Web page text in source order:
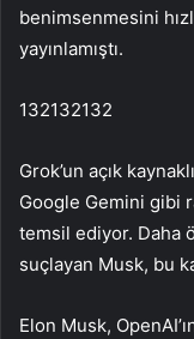
benimsenmesini
yayınlamıştı.
132132132
Grok’un açık
Google Gemini gibi
temsil ediyor. Daha
suçlayan Musk, bu
Elon Musk,